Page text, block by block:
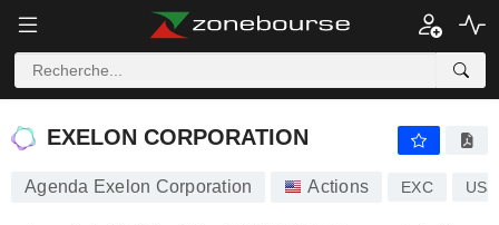
EXELON CORPORATION
EXELON CORPORATION
Agenda Exelon Corporation Actions EXC